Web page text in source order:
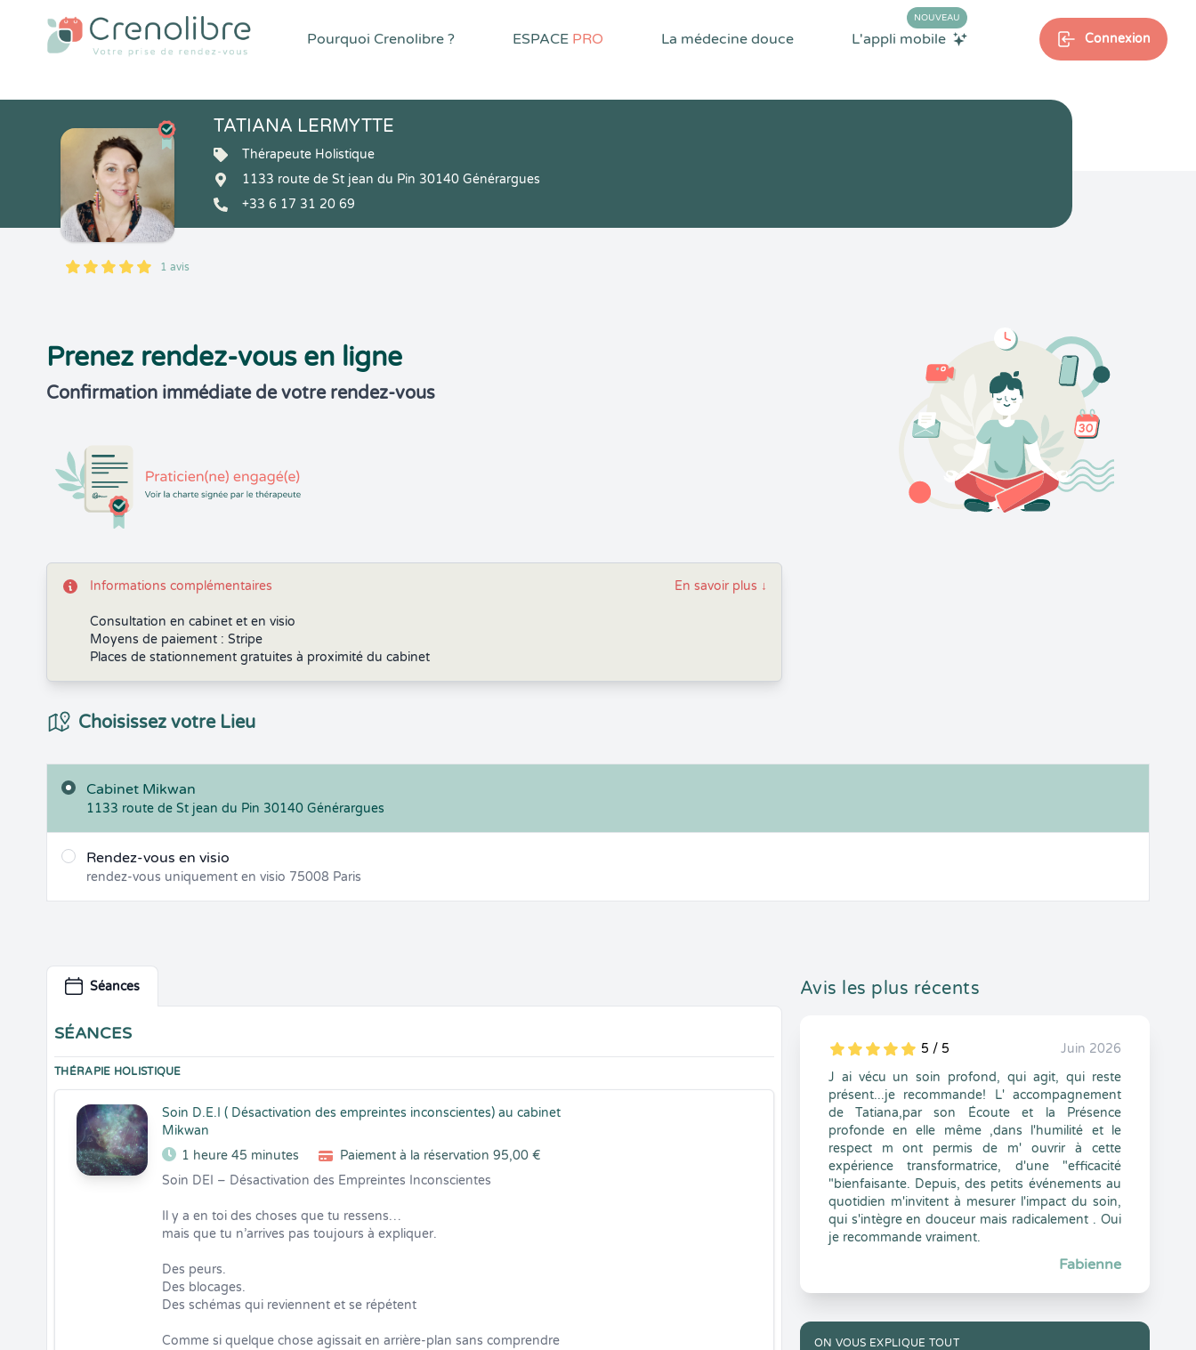
Pourquoi Crenolibre ? ESPACE PRO La médecine douce L'appli mobile
NOUVEAU
Connexion
5
1
5
1 1 avis
TATIANA LERMYTTE
Thérapeute Holistique
1133 route de St jean du Pin 30140 Générargues
+33 6 17 31 20 69
Prenez rendez-vous en ligne
Confirmation immédiate de votre rendez-vous
Informations complémentaires
Consultation en cabinet et en visio
Moyens de paiement : Stripe
Places de stationnement gratuites à proximité du cabinet
En savoir plus ↓
Choix du Lieux
Choisissez votre Lieu
Cabinet Mikwan
1133 route de St jean du Pin 30140 Générargues
Rendez-vous en visio
rendez-vous uniquement en visio 75008 Paris
Séances
SÉANCES
THÉRAPIE HOLISTIQUE
Soin D.E.I ( Désactivation des empreintes inconscientes) au cabinet
Mikwan
1 heure 45 minutes
Paiement à la réservation 95,00 €
Soin DEI – Désactivation des Empreintes Inconscientes
Il y a en toi des choses que tu ressens…
mais que tu n’arrives pas toujours à expliquer.
Des peurs.
Des blocages.
Des schémas qui reviennent et se répétent
Comme si quelque chose agissait en arrière-plan sans comprendre
Avis les plus récents
5
1
5
0 5 / 5
Juin 2026
J ai vécu un soin profond, qui agit, qui reste
présent...je recommande! L' accompagnement
de Tatiana,par son Écoute et la Présence
profonde en elle même ,dans l'humilité et le
respect m ont permis de m' ouvrir à cette
expérience transformatrice, d'une "efficacité
"bienfaisante. Depuis, des petits événements au
quotidien m'invitent à mesurer l'impact du soin,
qui s'intègre en douceur mais radicalement . Oui
je recommande vraiment.
Fabienne
ON VOUS EXPLIQUE TOUT